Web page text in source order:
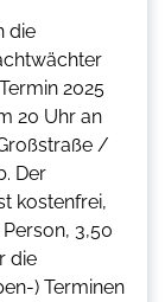
die
2025
20 Uhr an
/
Der
kostenfrei,
3,50
die
) Terminen